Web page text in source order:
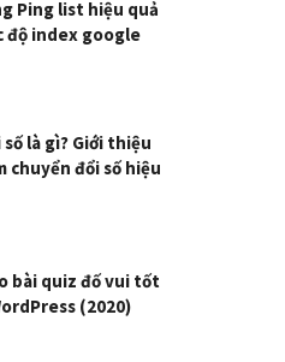
Ping list hiệu quả
độ index google
là gì? Giới thiệu
chuyển đổi số hiệu
bài quiz đố vui tốt
(2020)